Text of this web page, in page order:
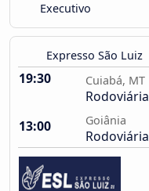
Executivo
Expresso São Luiz
19:30 Cuiabá, MT
Rodoviária
13:00
Goiânia
Rodoviária